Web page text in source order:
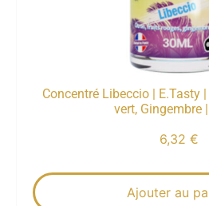
Concentré Libeccio | E.Tasty
vert, Gingembre
6,32 €
Ajouter au